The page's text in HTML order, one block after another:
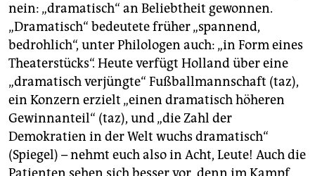
nein: „dramatisch“ an Beliebtheit gewonnen.
„Dramatisch“ bedeutete früher „spannend,
bedrohlich“, unter Philologen auch: „in Form eines
Theaterstücks“. Heute verfügt Holland über eine
„dramatisch verjüngte“ Fußballmannschaft (taz),
ein Konzern erzielt „einen dramatisch höheren
Gewinnanteil“ (taz), und „die Zahl der
Demokratien in der Welt wuchs dramatisch“
(Spiegel) – nehmt euch also in Acht, Leute! Auch die